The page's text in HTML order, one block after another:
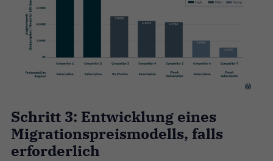
Schritt 3: Entwicklung eines
Migrationspreismodells, falls
erforderlich